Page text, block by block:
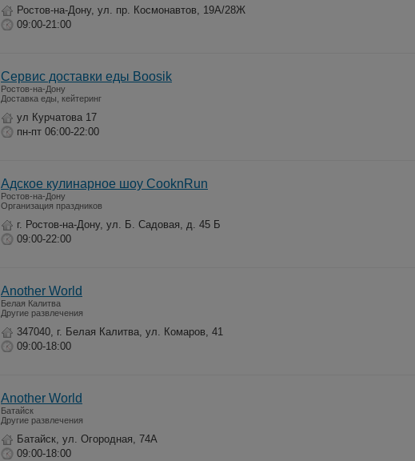
Ростов-на-Дону, ул. пр. Космонавтов, 19А/28Ж
09:00-21:00
Сервис доставки еды Boosik
Ростов-на-Дону
Доставка еды, кейтеринг
ул Курчатова 17
пн-пт 06:00-22:00
Адское кулинарное шоу CooknRun
Ростов-на-Дону
Организация праздников
г. Ростов-на-Дону, ул. Б. Садовая, д. 45 Б
09:00-22:00
Another World
Белая Калитва
Другие развлечения
347040, г. Белая Калитва, ул. Комаров, 41
09:00-18:00
Another World
Батайск
Другие развлечения
Батайск, ул. Огородная, 74А
09:00-18:00